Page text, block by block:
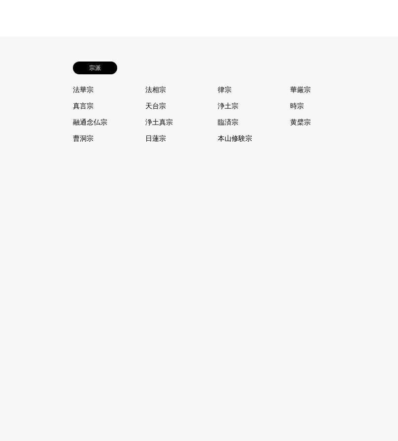
宗派
法華宗 法相宗 律宗 華厳宗
真言宗 天台宗 浄土宗 時宗
融通念仏宗 浄土真宗 臨済宗 黄檗宗
曹洞宗 日蓮宗 本山修験宗